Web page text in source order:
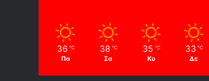
36 ℃
Πα
38 ℃
Σα
35 ℃
Κυ
33 ℃
Δε